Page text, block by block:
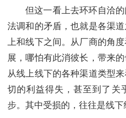
但这一看上去环环自洽
法调和的矛盾，也就是各渠
上和线下之间。从厂商的角
展，哪怕有此消彼长，带来
从线上线下的各种渠道类型
切的利益得失，甚至到了关
步。其中受损的，往往是线下